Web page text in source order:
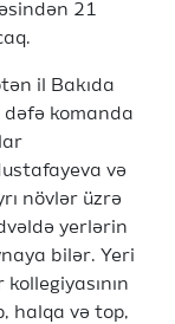
21
il Bakıda
komanda
və
növlər üzrə
yerlərin
bilər. Yeri
halqa və top,